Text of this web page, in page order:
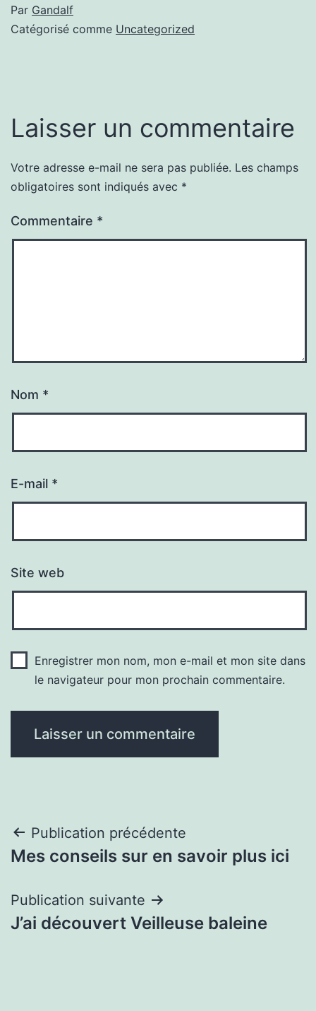
Par Gandalf
Catégorisé comme Uncategorized
Laisser un commentaire
Votre adresse e-mail ne sera pas publiée. Les champs
obligatoires sont indiqués avec *
Commentaire *
Nom *
E-mail *
Site web
Enregistrer mon nom, mon e-mail et mon site dans
le navigateur pour mon prochain commentaire.
Navigation
de
l’article
Publication précédente
Mes conseils sur en savoir plus ici
Publication suivante
J’ai découvert Veilleuse baleine